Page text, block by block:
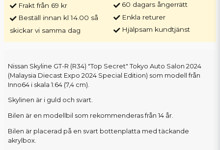
Frakt från 69 kr
Beställ innan kl 14.00 så
skickar vi samma dag
60 dagars ångerrätt
Enkla returer
Hjälpsam kundtjänst
Nissan Skyline GT-R (R34) "Top Secret" Tokyo Auto Salon 2024
(Malaysia Diecast Expo 2024 Special Edition) som modell från
Inno64 i skala 1:64 (7,4 cm).
Skylinen är i guld och svart.
Bilen är en modellbil som rekommenderas från 14 år.
Bilen är placerad på en svart bottenplatta med täckande
akrylbox.